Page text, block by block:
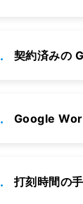
契約済みの
Google
打刻時間の